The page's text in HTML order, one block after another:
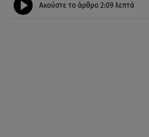
Ακούστε το άρθρο 2:09 λεπτά